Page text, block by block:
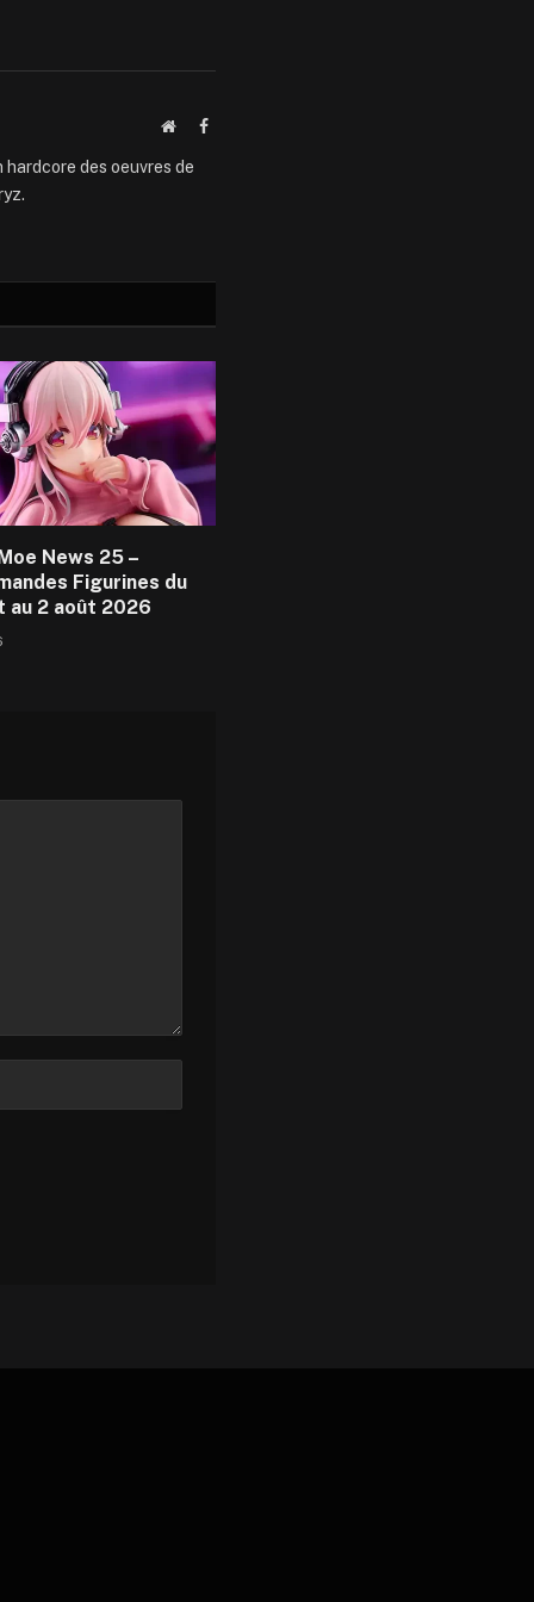
WebsiteFacebook
des oeuvres de
News 25 –
Figurines du
au 2 août 2026